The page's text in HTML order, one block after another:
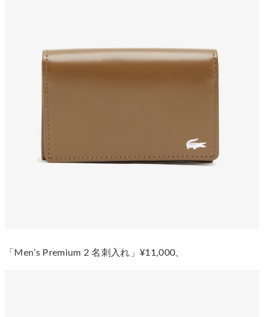
「Men’s Premium 2 名刺入れ」¥11,000、